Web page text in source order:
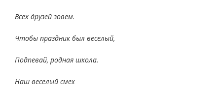
Всех друзей зовем.
Чтобы праздник был веселый,
Подпевай, родная школа.
Наш веселый смех